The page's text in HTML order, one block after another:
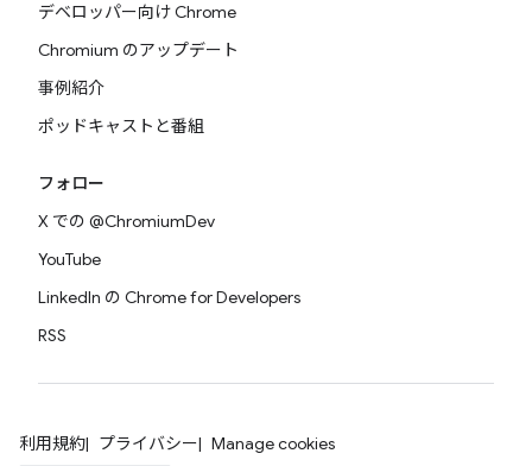
デベロッパー向け Chrome
Chromium のアップデート
事例紹介
ポッドキャストと番組
フォロー
X での @ChromiumDev
YouTube
LinkedIn の Chrome for Developers
RSS
利用規約 プライバシー Manage cookies